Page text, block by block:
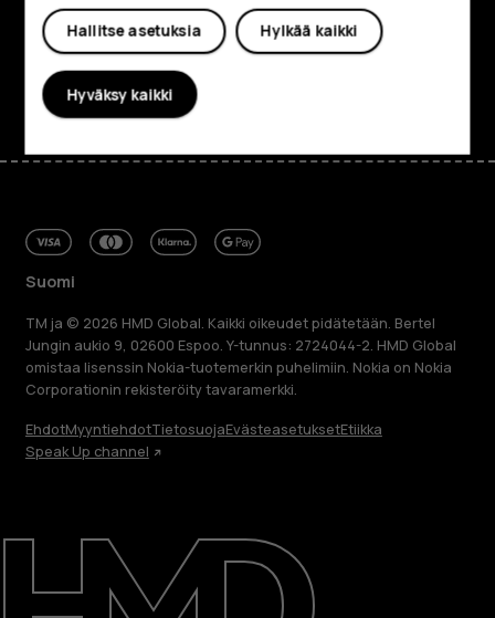
Korjaa, käytä uudelleen, kierrätä
Kestävyys
Tuki
Tuki
FacebookInstagram
TiktokYoutube
Suomi
TM ja © 2026 HMD Global. Kaikki oikeudet pidätetään. Bertel
Jungin aukio 9, 02600 Espoo. Y-tunnus: 2724044-2. HMD Global
omistaa lisenssin Nokia-tuotemerkin puhelimiin. Nokia on Nokia
Corporationin rekisteröity tavaramerkki.
EhdotMyyntiehdotTietosuojaEvästeasetuksetEtiikka
Speak Up channel
Hylkää kaikki
Hallitse asetuksia
Hyväksy kaikki